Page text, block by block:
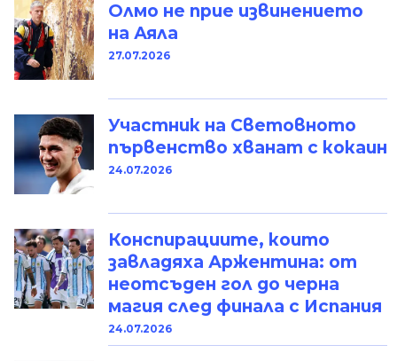
Олмо не прие извинението
на Аяла
27.07.2026
Участник на Световното
първенство хванат с кокаин
24.07.2026
Конспирациите, които
завладяха Аржентина: от
неотсъден гол до черна
магия след финала с Испания
24.07.2026